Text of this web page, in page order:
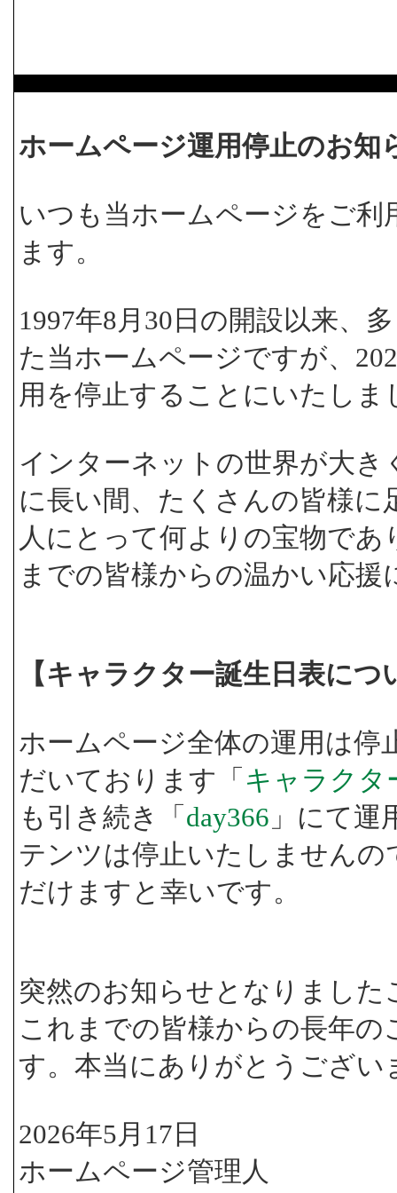
ホームページ運用停止のお知
いつも当ホームページをご
ます。
1997年8月30日の開設以来、
た当ホームページですが、
用を停止することにいたしま
インターネットの世界が大
に長い間、たくさんの皆様
人にとって何よりの宝物で
までの皆様からの温かい応
【キャラクター誕生日表に
ホームページ全体の運用は停
だいております「 キャラクタ
も引き続き「 day366 」にて
テンツは停止いたしません
だけますと幸いです。
突然のお知らせとなりまし
これまでの皆様からの長年
す。本当にありがとうござい
2026年5月17日
ホームページ管理人